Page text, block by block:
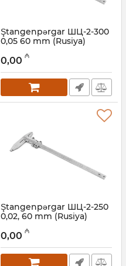
Ştangenpərgar ШЦ-2-300
0,05 60 mm (Rusiya)
052001009
0,00 ₼
Ştangenpərgar ШЦ-2-250
0,02, 60 mm (Rusiya)
052001007
0,00 ₼